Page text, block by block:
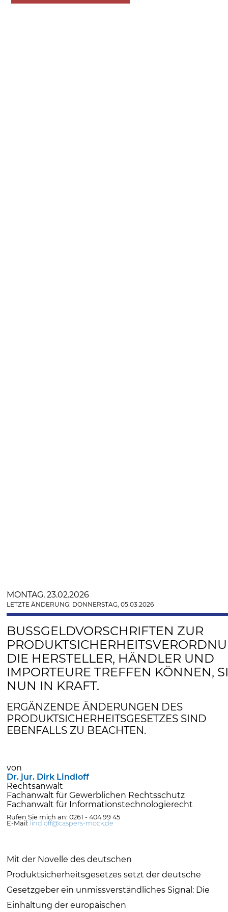
MONTAG, 23.02.2026
LETZTE ÄNDERUNG: DONNERSTAG, 05.03.2026
BUSSGELDVORSCHRIFTEN ZUR P
IE HERSTELLER, HÄNDLER UND I
MPORTEURE TREFFEN KÖNNEN,
UN IN KRAFT.
ERGÄNZENDE ÄNDERUNGEN DES
PRODUKTSICHERHEITSGESETZES SIND
EBENFALLS ZU BEACHTEN.
von
Dr. jur. Dirk Lindloff
Rechtsanwalt
Fachanwalt für Gewerblichen Rechtsschutz
Fachanwalt für Informationstechnologierecht
Rufen Sie mich an: 0261 - 404 99 45
E-Mail: lindloff@caspers-mock.de
Mit der Novelle des deutschen
Produktsicherheitsgesetzes setzt der deutsche
Gesetzgeber ein unmissverständliches Signal: Die
Einhaltung der europäischen